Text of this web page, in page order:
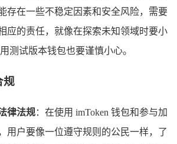
存在一些不稳定因素和安全风险，需要
应的责任，就像在探索未知领域时要小
测试版本钱包也要谨慎小心。
规
律法规：在使用 imToken 钱包和参与加
用户要像一位遵守规则的公民一样，了